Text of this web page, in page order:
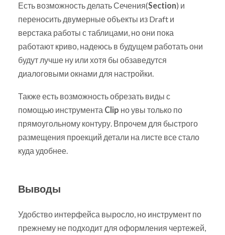
Есть возможность делать Сечения(Section) и
переносить двумерные объекты из Draft и
верстака работы с таблицами, но они пока
работают криво, надеюсь в будущем работать они
будут лучше ну или хотя бы обзаведутся
диалоговыми окнами для настройки.
Также есть возможность обрезать виды с
помощью инструмента Clip но увы только по
прямоугольному контуру. Впрочем для быстрого
размещения проекций детали на листе все стало
куда удобнее.
Выводы
Удобство интерфейса выросло, но инструмент по
прежнему не подходит для оформления чертежей,